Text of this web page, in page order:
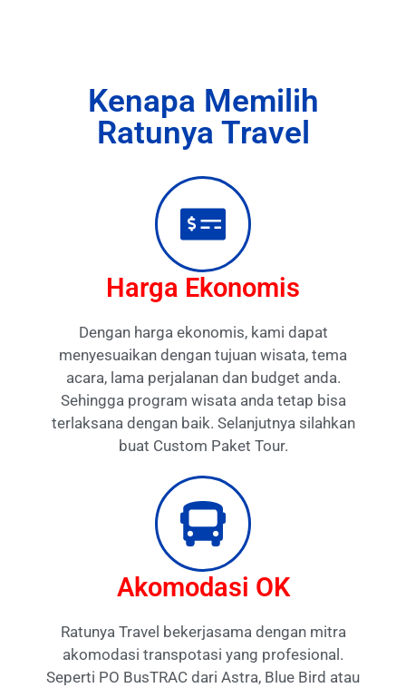
Kenapa Memilih
Ratunya Travel
Harga Ekonomis
Dengan harga ekonomis, kami dapat
menyesuaikan dengan tujuan wisata, tema
acara, lama perjalanan dan budget anda.
Sehingga program wisata anda tetap bisa
terlaksana dengan baik. Selanjutnya silahkan
buat Custom Paket Tour.
Akomodasi OK
Ratunya Travel bekerjasama dengan mitra
akomodasi transpotasi yang profesional.
Seperti PO BusTRAC dari Astra, Blue Bird atau